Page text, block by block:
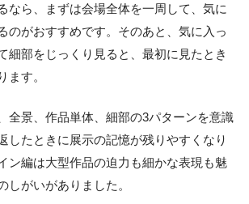
なら、まずは会場全体を一周して、気に
のがおすすめです。そのあと、気に入っ
細部をじっくり見ると、最初に見たとき
ます。
全景、作品単体、細部の3パターンを意識
したときに展示の記憶が残りやすくなり
ン編は大型作品の迫力も細かな表現も魅
しがいがありました。